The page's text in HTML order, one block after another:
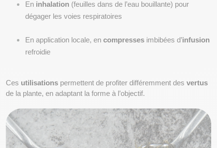
En inhalation (feuilles dans de l’eau bouillante) pour
dégager les voies respiratoires
En application locale, en compresses imbibées d’infusion
refroidie
Ces utilisations permettent de profiter différemment des vertus
de la plante, en adaptant la forme à l’objectif.